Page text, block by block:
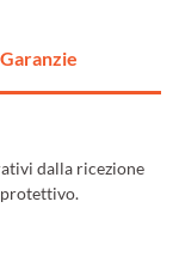
Garanzie
dalla ricezione
protettivo.